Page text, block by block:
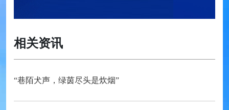
相关资讯
“巷陌犬声，绿茵尽头是炊烟”